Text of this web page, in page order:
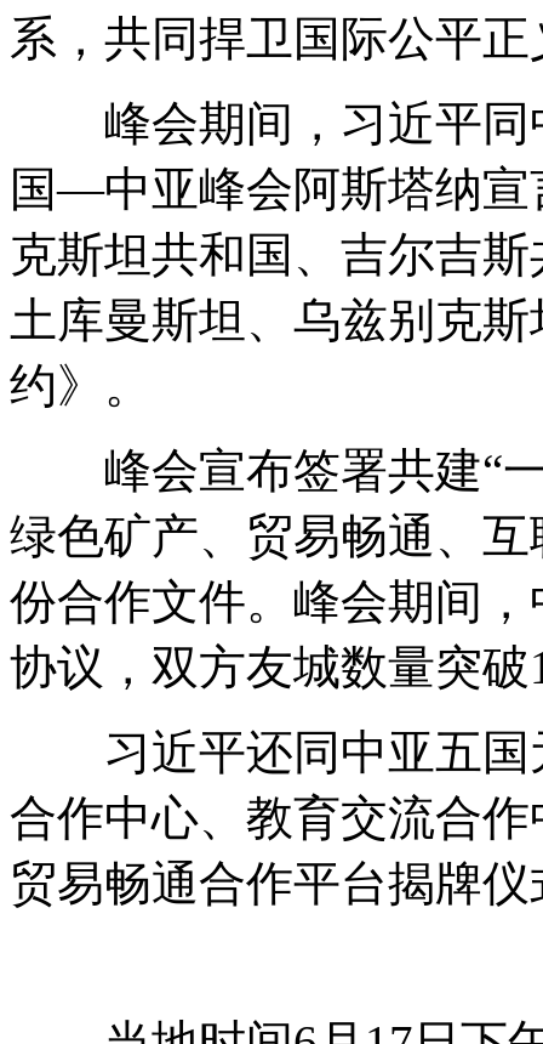
系，共同捍卫国际公平正
峰会期间，习近平同
国—中亚峰会阿斯塔纳
克斯坦共和国、吉尔吉
土库曼斯坦、乌兹别克
约》。
峰会宣布签署共建“一
绿色矿产、贸易畅通、
份合作文件。峰会期间
协议，双方友城数量突破
习近平还同中亚五国
合作中心、教育交流合
贸易畅通合作平台揭牌仪